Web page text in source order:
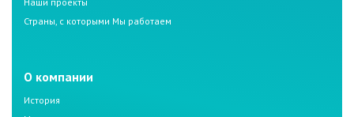
Страны, с которыми Мы работаем
О компании
История